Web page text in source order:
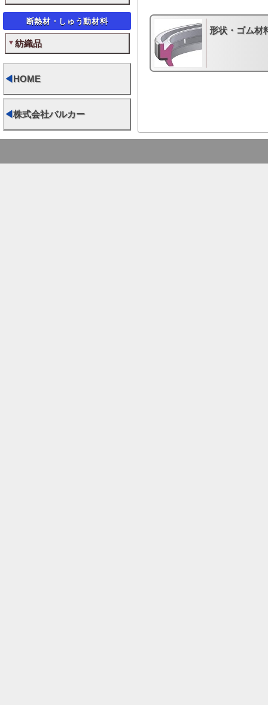
断熱材・しゅう動材料
紡織品
◀HOME
◀株式会社バルカー
形状・ゴム材